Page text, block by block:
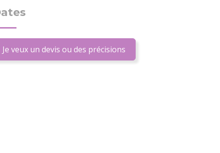
Je veux un devis ou des précisions